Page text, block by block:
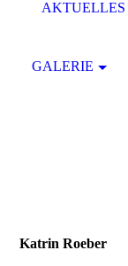
Katrin Roeber
AKTUELLES
GALERIE